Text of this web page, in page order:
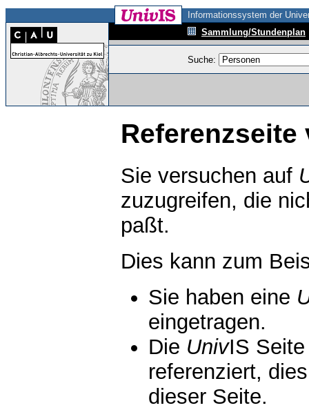
Informationssystem der
Sammlung/Stundenplan
Suche:
Referenzseite
Sie versuchen auf
zuzugreifen, die
paßt.
Dies kann zum
Sie haben eine
eingetragen.
Die UnivIS
referenziert,
dieser Seite.